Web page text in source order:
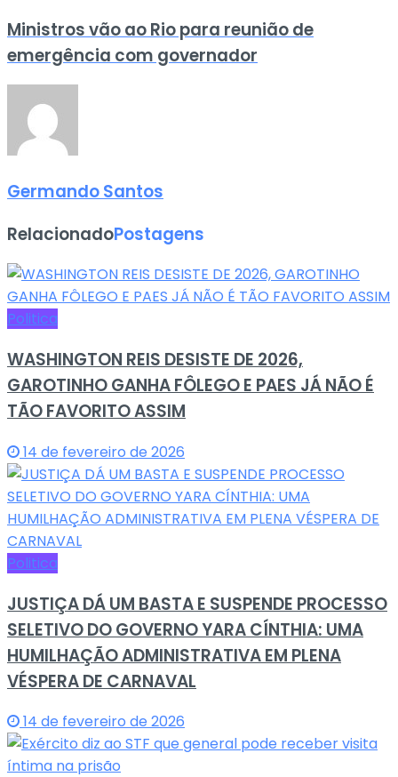
Ministros vão ao Rio para reunião de
emergência com governador
Germando Santos
RelacionadoPostagens
Politica
WASHINGTON REIS DESISTE DE 2026,
GAROTINHO GANHA FÔLEGO E PAES JÁ NÃO É
TÃO FAVORITO ASSIM
14 de fevereiro de 2026
Politica
JUSTIÇA DÁ UM BASTA E SUSPENDE PROCESSO
SELETIVO DO GOVERNO YARA CÍNTHIA: UMA
HUMILHAÇÃO ADMINISTRATIVA EM PLENA
VÉSPERA DE CARNAVAL
14 de fevereiro de 2026